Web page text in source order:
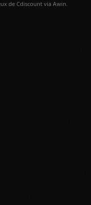
de Cdiscount via Awin.